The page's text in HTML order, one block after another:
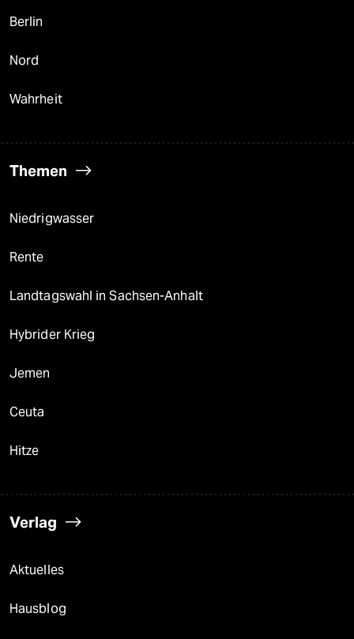
Berlin
Nord
Wahrheit
Themen
Niedrigwasser
Rente
Landtagswahl in Sachsen-Anhalt
Hybrider Krieg
Jemen
Ceuta
Hitze
Verlag
Aktuelles
Hausblog